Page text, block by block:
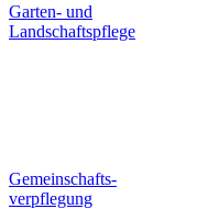
Garten- und
Landschaftspflege
Gemeinschafts-
verpflegung